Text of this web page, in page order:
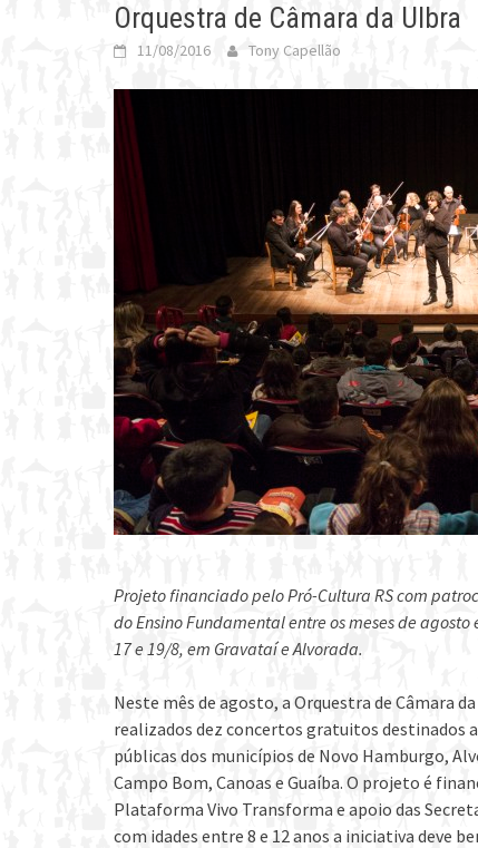
Orquestra de Câmara da Ulbra
11/08/2016 Tony Capellão
Projeto financiado pelo Pró-Cultura RS com
do Ensino Fundamental entre os meses de
17 e 19/8, em Gravataí e Alvorada.
Neste mês de agosto, a Orquestra de Câmara
realizados dez concertos gratuitos destinados
públicas dos municípios de Novo Hamburgo,
Campo Bom, Canoas e Guaíba. O projeto é
Plataforma Vivo Transforma e apoio das
com idades entre 8 e 12 anos a iniciativa deve